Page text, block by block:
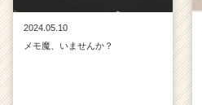
2024.05.10
メモ魔、いませんか？